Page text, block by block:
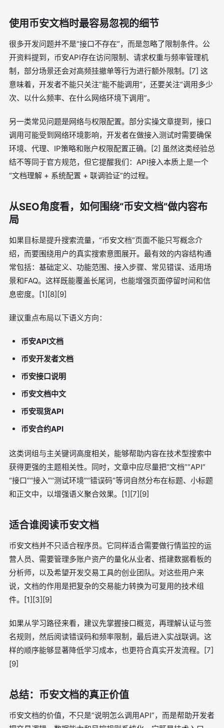
使用币安文档时最容易忽视的细节
很多开发问题并不是“接口不存在”，而是忽略了限制条件。公
开资料提到，币安API存在访问限制、请求权重与频率管理机
制，部分场景还会对高频挂撤单等行为进行额外限制。[7] 这
意味着，开发者不能只关注“能不能调用”，还要关注“调用多少
次、以什么频率、在什么网络环境下调用”。
另一类常见问题是网络与权限配置。部分实操文章提到，接口
调用可能受到网络环境影响，开发者在做接入测试时需要确保
环境、代理、IP策略和账户权限配置正确。[2] 虽然这类经验总
结不等同于官方规范，但它提醒我们：API接入本质上是一个
“文档理解 + 系统配置 + 联调验证”的过程。
从SEO角度看，如何围绕“币安文档”做内容布
局
如果目标是提升搜索流量，“币安文档”页面不能只写概念介
绍，而要围绕用户的真实搜索意图展开。最有效的内容结构通
常包括：基础定义、功能范围、接入步骤、常见错误、适用场
景和FAQ。这样既能覆盖长尾词，也能增强页面停留时间和信
息密度。[1][8][9]
建议重点布局以下语义方向：
币安API文档
币安开发者文档
币安接口说明
币安文档中文
币安现货API
币安合约API
这类词组与主关键词高度相关，能够帮助内容在技术型搜索中
获得更强的主题相关性。同时，文章中应尽量把“文档”“API”
“接口”“接入”“测试环境”“错误码”等词自然分布在标题、小标题
和正文中，以增强语义聚合效果。[1][7][9]
适合谁阅读币安文档
币安文档并不只适合程序员。它同样适合需要做行情监控的运
营人员、需要管理多账户资产的量化从业者、搭建数据看板的
分析师，以及希望开发交易工具的创业团队。对这些用户来
说，文档的作用是把复杂的交易能力转换为可复用的技术组
件。[1][3][9]
如果从学习路径来看，建议先掌握接口概览，再理解认证与签
名规则，然后阅读错误码和频率限制，最后进入实战联调。这
样的顺序能够显著降低学习成本，也更符合真实开发流程。[7]
[9]
总结：币安文档的真正价值
币安文档的价值，不只是“说明怎么调用API”，而是帮助开发者